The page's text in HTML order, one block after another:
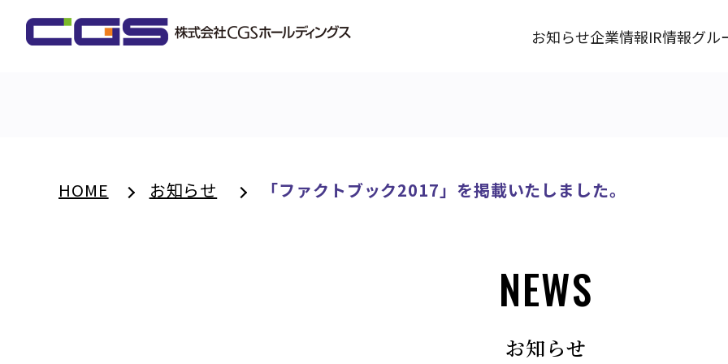
お知らせ企業情報IR情報グル
HOME お知らせ 「ファクトブック2017」を掲載いたしました。
NEWS
お知らせ